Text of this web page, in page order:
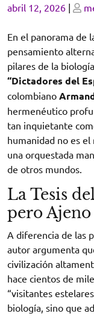
Posted
abril 12, 2026 |
En el panorama de
pensamiento
pilares de la
“Dictadores del
colombiano
hermenéutico
tan inquietante
humanidad no es
una orquestada
de otros mundos.
La Tesis
pero Ajeno
A diferencia de las
autor argumenta
civilización
hace cientos de
“visitantes
biología, sino que